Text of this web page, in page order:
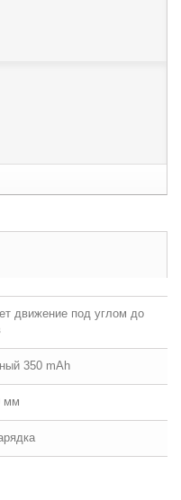
движение под углом до
350 mAh
мм